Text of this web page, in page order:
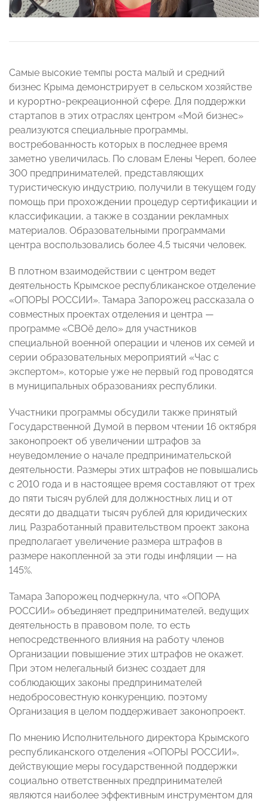
Самые высокие темпы роста малый и средний
бизнес Крыма демонстрирует в сельском хозяйстве
и курортно-рекреационной сфере. Для поддержки
стартапов в этих отраслях центром «Мой бизнес»
реализуются специальные программы,
востребованность которых в последнее время
заметно увеличилась. По словам Елены Череп, более
300 предпринимателей, представляющих
туристическую индустрию, получили в текущем году
помощь при прохождении процедур сертификации и
классификации, а также в создании рекламных
материалов. Образовательными программами
центра воспользовались более 4,5 тысячи человек.
В плотном взаимодействии с центром ведет
деятельность Крымское республиканское отделение
«ОПОРЫ РОССИИ». Тамара Запорожец рассказала о
совместных проектах отделения и центра —
программе «СВОё дело» для участников
специальной военной операции и членов их семей и
серии образовательных мероприятий «Час с
экспертом», которые уже не первый год проводятся
в муниципальных образованиях республики.
Участники программы обсудили также принятый
Государственной Думой в первом чтении 16 октября
законопроект об увеличении штрафов за
неуведомление о начале предпринимательской
деятельности. Размеры этих штрафов не повышались
с 2010 года и в настоящее время составляют от трех
до пяти тысяч рублей для должностных лиц и от
десяти до двадцати тысяч рублей для юридических
лиц. Разработанный правительством проект закона
предполагает увеличение размера штрафов в
размере накопленной за эти годы инфляции — на
145%.
Тамара Запорожец подчеркнула, что «ОПОРА
РОССИИ» объединяет предпринимателей, ведущих
деятельность в правовом поле, то есть
непосредственного влияния на работу членов
Организации повышение этих штрафов не окажет.
При этом нелегальный бизнес создает для
соблюдающих законы предпринимателей
недобросовестную конкуренцию, поэтому
Организация в целом поддерживает законопроект.
По мнению Исполнительного директора Крымского
республиканского отделения «ОПОРЫ РОССИИ»,
действующие меры государственной поддержки
социально ответственных предпринимателей
являются наиболее эффективным инструментом для